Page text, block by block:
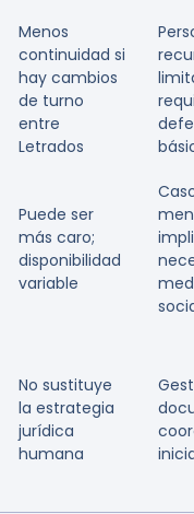
Menos
continuidad si
hay cambios
de turno
entre
Letrados
Puede ser
más caro;
disponibilidad
variable
No sustituye
la estrategia
jurídica
humana